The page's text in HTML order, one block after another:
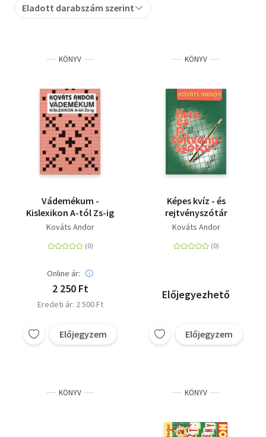
Szakkönyv
Tankönyv, segédkönyv
Társadalomtudomány
Természettudomány
Történelem
Eladott darabszám szerint
KÖNYV
Vádemékum -
Kislexikon A-tól Zs-ig
Kováts Andor
Online ár:
2 250 Ft
Eredeti ár: 2 500 Ft
Előjegyzem
KÖNYV
Képes kvíz - és
rejtvényszótár
Kováts Andor
Előjegyezhető
Előjegyzem
KÖNYV KÖNYV